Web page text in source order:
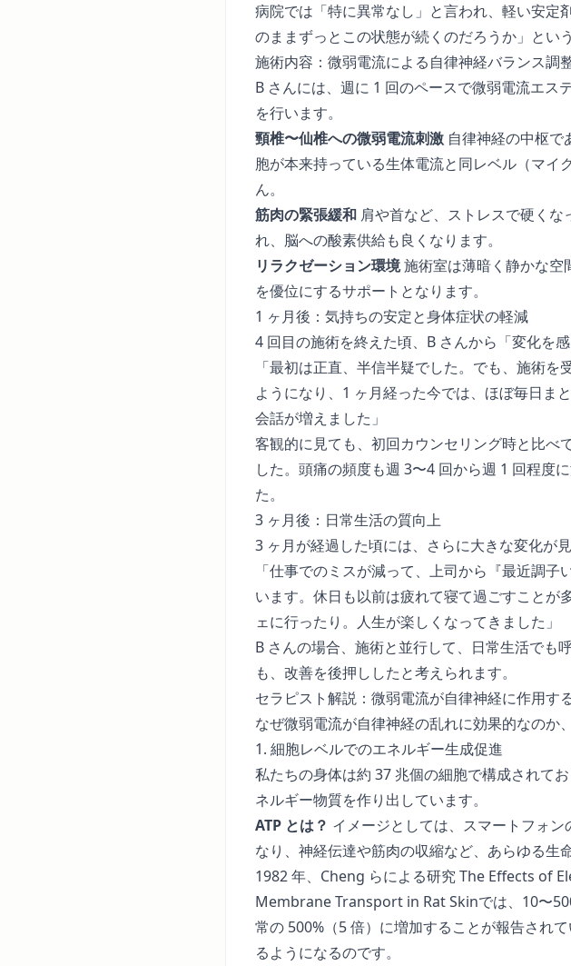
病院では「特に異常なし」と言われ、軽い安定
のままずっとこの状態が続くのだろうか」とい
施術内容：微弱電流による自律神経バランス調
B さんには、週に 1 回のペースで微弱電流エス
を行います。
頸椎〜仙椎への微弱電流刺激 自律神経の中枢で
胞が本来持っている生体電流と同レベル（マ
ん。
筋肉の緊張緩和 肩や首など、ストレスで硬く
れ、脳への酸素供給も良くなります。
リラクゼーション環境施術室は薄暗く静かな空
を優位にするサポートとなります。
1 ヶ月後：気持ちの安定と身体症状の軽減
4 回目の施術を終えた頃、B さんから「変化を
「最初は正直、半信半疑でした。でも、施術
ようになり、1 ヶ月経った今では、ほぼ毎日ま
会話が増えました」
客観的に見ても、初回カウンセリング時と比べ
した。頭痛の頻度も週 3〜4 回から週 1 回程度
た。
3 ヶ月後：日常生活の質向上
3 ヶ月が経過した頃には、さらに大きな変化が見
「仕事でのミスが減って、上司から『最近調
います。休日も以前は疲れて寝て過ごすことが
ェに行ったり。人生が楽しくなってきました」
B さんの場合、施術と並行して、日常生活でも
も、改善を後押ししたと考えられます。
セラピスト解説：微弱電流が自律神経に作用す
なぜ微弱電流が自律神経の乱れに効果的なのか
1. 細胞レベルでのエネルギー生成促進
私たちの身体は約 37 兆個の細胞で構成されて
ネルギー物質を作り出しています。
ATP とは？ イメージとしては、スマートフォ
なり、神経伝達や筋肉の収縮など、あらゆる生
1982 年、Cheng らによる研究The Effects of
Membrane Transport in Rat Skinでは、10〜
常の 500%（5 倍）に増加することが報告され
るようになるのです。